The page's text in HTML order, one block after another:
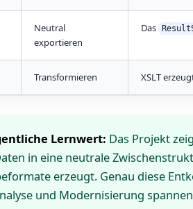
Neutral
exportieren
Das
Transformieren XSLT
Lernwert: Das Projekt
in eine neutrale
erzeugt. Genau diese
und Modernisierung